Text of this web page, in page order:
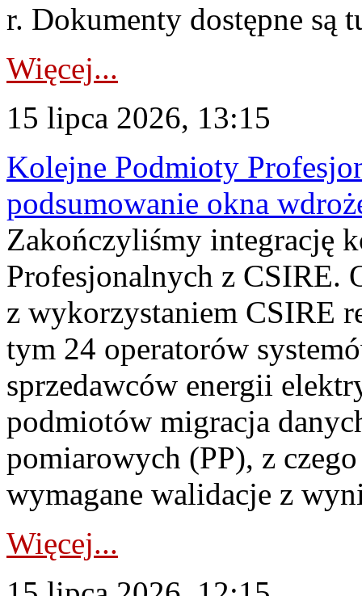
r. Dokumenty dostępne są
Więcej...
15 lipca 2026, 13:15
Kolejne Podmioty
podsumowanie okna
Zakończyliśmy integrację
Profesjonalnych z CSIRE.
z wykorzystaniem CSIRE
tym 24 operatorów
sprzedawców energii
podmiotów migracja
pomiarowych (PP), z
wymagane walidacje z
Więcej...